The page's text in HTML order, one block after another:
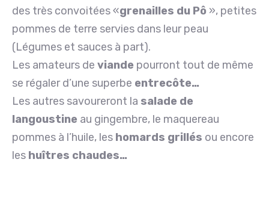
des très convoitées «grenailles du Pô », petites
pommes de terre servies dans leur peau
(Légumes et sauces à part).
Les amateurs de viande pourront tout de même
se régaler d’une superbe entrecôte…
Les autres savoureront la salade de
langoustine au gingembre, le maquereau
pommes à l’huile, les homards grillés ou encore
les huîtres chaudes…